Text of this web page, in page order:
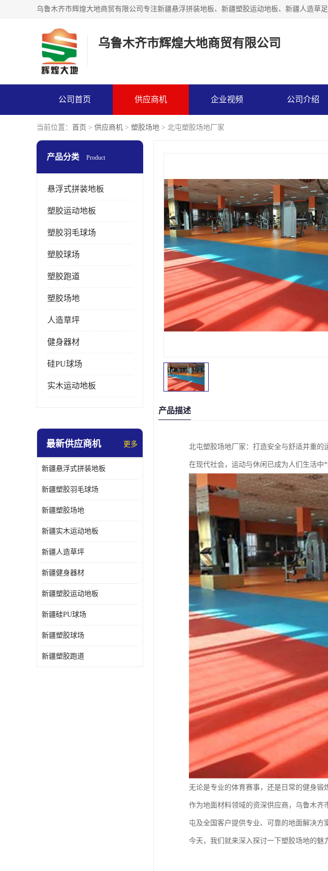
乌鲁木齐市辉煌大地商贸有限公司
公司首页 供应商机 企业视频 公司介绍
当前位置： 首页 > 供应商机 > 塑胶场地 > 北屯塑胶场地厂家
产品分类 Product
悬浮式拼装地板
塑胶运动地板
塑胶羽毛球场
塑胶球场
塑胶跑道
塑胶场地
人造草坪
健身器材
硅PU球场
实木运动地板
最新供应商机 更多
新疆悬浮式拼装地板
新疆塑胶羽毛球场
新疆塑胶场地
新疆实木运动地板
新疆人造草坪
新疆健身器材
新疆塑胶运动地板
新疆硅PU球场
新疆塑胶球场
新疆塑胶跑道
产品描述
北屯塑胶场地厂家：打造安全与舒适并重的
在现代社会，运动与休闲已成为人们生活中*
无论是专业的体育赛事，还是日常的健身锻
作为地面材料领域的资深供应商，乌鲁木
屯及全国客户提供专业、可靠的地面解决方
今天，我们就来深入探讨一下塑胶场地的魅